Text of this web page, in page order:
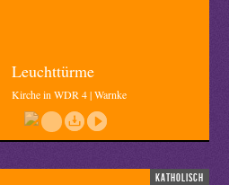
Leuchttürme
Kirche in WDR 4 | Warnke
katholisch